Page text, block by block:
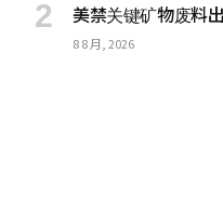
美禁关键矿物废料
8 8 月, 2026